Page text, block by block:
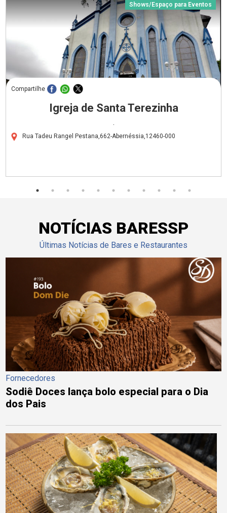
Shows/Espaço para Eventos
Compartilhe
Igreja de Santa Terezinha
.
Rua Tadeu Rangel Pestana,662-Abernéssia,12460-000
NOTÍCIAS BARESSP
Últimas Notícias de Bares e Restaurantes
Fornecedores
Sodiê Doces lança bolo especial para o Dia
dos Pais